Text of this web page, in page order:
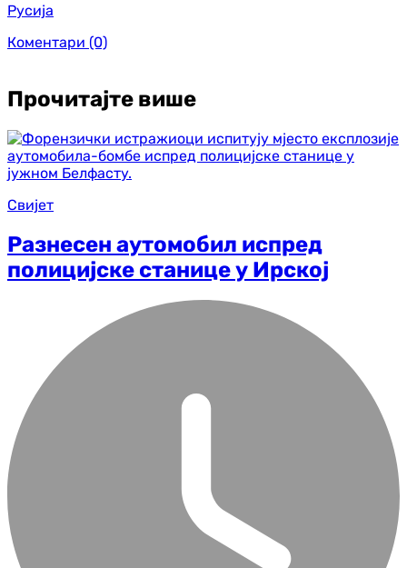
Русија
Коментари (0)
Прочитајте више
Свијет
Разнесен аутомобил испред
полицијске станице у Ирској